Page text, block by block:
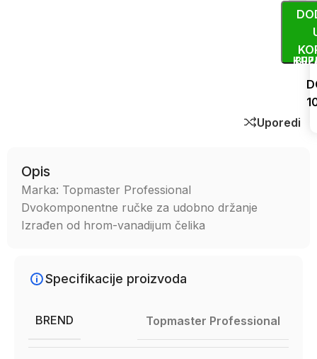
Uporedi
Opis
Marka: Topmaster Professional
Dvokomponentne ručke za udobno držanje
Izrađen od hrom-vanadijum čelika
Specifikacije proizvoda
BREND Topmaster Professional